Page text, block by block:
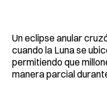
Un eclipse anular
cuando la Luna se
permitiendo que
manera parcial